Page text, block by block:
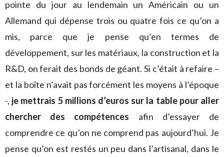
pointe du jour au lendemain un Américain ou un
Allemand qui dépense trois ou quatre fois ce qu’on a
mis, parce que je pense qu’en termes de
développement, sur les matériaux, la construction et la
R&D, on ferait des bonds de géant. Si c’était à refaire –
et la boîte n’avait pas forcément les moyens à l’époque
-, je mettrais 5 millions d’euros sur la table pour aller
chercher des compétences afin d’essayer de
comprendre ce qu’on ne comprend pas aujourd’hui. Je
pense qu’on est restés un peu dans l’artisanal, dans le